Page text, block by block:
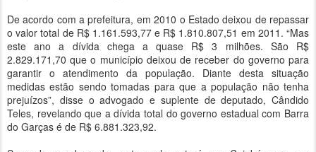
De acordo com a prefeitura, em 2010 o Estado deixou de repassar
o valor total de R$ 1.161.593,77 e R$ 1.810.807,51 em 2011. “Mas
este ano a dívida chega a quase R$ 3 milhões. São R$
2.829.171,70 que o município deixou de receber do governo para
garantir o atendimento da população. Diante desta situação
medidas estão sendo tomadas para que a população não tenha
prejuízos”, disse o advogado e suplente de deputado, Cândido
Teles, revelando que a dívida total do governo estadual com Barra
do Garças é de R$ 6.881.323,92.